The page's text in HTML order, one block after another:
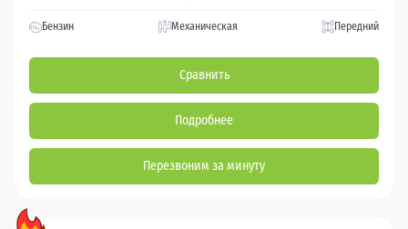
Бензин Механическая Передний
Сравнить
Подробнее
Перезвоним за минуту